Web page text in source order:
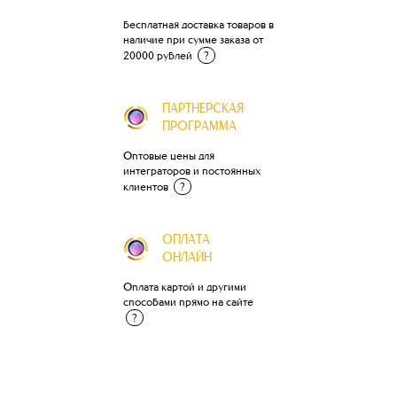
бесплатная доставка товаров в
наличие при сумме заказа от
20000 рублей
?
ПАРТНЕРСКАЯ
ПРОГРАММА
Оптовые цены для
интеграторов и постоянных
клиентов
?
ОПЛАТА
ОНЛАЙН
Оплата картой и другими
способами прямо на сайте
?